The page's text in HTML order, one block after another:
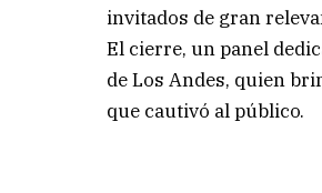
invitados de gran
El cierre, un panel
de Los Andes, quien
que cautivó al público.